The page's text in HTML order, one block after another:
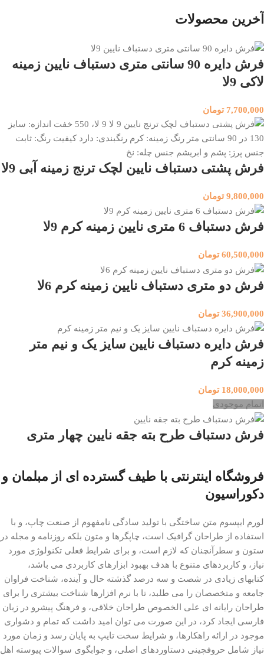
آخرین محصولات
فرش دایره 90 سانتی متری دستباف نایین زمینه
لاکی 9لا
7,700,000 تومان
فرش پشتی دستباف نایین لچک ترنج زمینه آبی 9لا
9,800,000 تومان
فرش دستباف 6 متری نایین زمینه کرم 9لا
60,500,000 تومان
فرش دو متری دستباف نایین زمینه کرم 6لا
36,900,000 تومان
فرش دایره دستباف نایین سایز یک و نیم متر
زمینه کرم
18,000,000 تومان
اتمام موجودی
فرش دستباف طرح بته جقه نایین چهار متری
فروشگاه اینترنتی با طیف گسترده ای از مبلمان و
دکوراسیون
لورم ایپسوم متن ساختگی با تولید سادگی نامفهوم از صنعت چاپ، و با
استفاده از طراحان گرافیک است، چاپگرها و متون بلکه روزنامه و مجله در
ستون و سطرآنچنان که لازم است، و برای شرایط فعلی تکنولوژی مورد
نیاز، و کاربردهای متنوع با هدف بهبود ابزارهای کاربردی می باشد،
کتابهای زیادی در شصت و سه درصد گذشته حال و آینده، شناخت فراوان
جامعه و متخصصان را می طلبد، تا با نرم افزارها شناخت بیشتری را برای
طراحان رایانه ای علی الخصوص طراحان خلاقی، و فرهنگ پیشرو در زبان
فارسی ایجاد کرد، در این صورت می توان امید داشت که تمام و دشواری
موجود در ارائه راهکارها، و شرایط سخت تایپ به پایان رسد و زمان مورد
نیاز شامل حروفچینی دستاوردهای اصلی، و جوابگوی سوالات پیوسته اهل